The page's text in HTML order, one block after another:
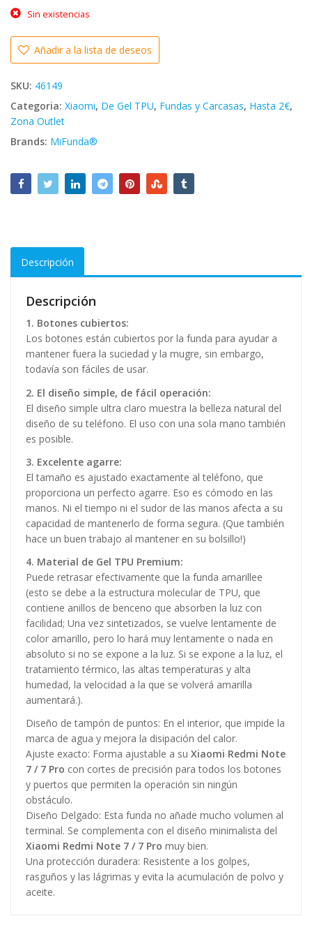
4.99€.2.49€.
Sin existencias
Añadir a la lista de deseos
SKU: 46149
Categoria: Xiaomi, De Gel TPU, Fundas y Carcasas, Hasta 2€,
Zona Outlet
Brands: MiFunda®
Descripción
Descripción
1. Botones cubiertos:
Los botones están cubiertos por la funda para ayudar a
mantener fuera la suciedad y la mugre, sin embargo,
todavía son fáciles de usar.
2. El diseño simple, de fácil operación:
El diseño simple ultra claro muestra la belleza natural del
diseño de su teléfono. El uso con una sola mano también
es posible.
3. Excelente agarre:
El tamaño es ajustado exactamente al teléfono, que
proporciona un perfecto agarre. Eso es cómodo en las
manos. Ni el tiempo ni el sudor de las manos afecta a su
capacidad de mantenerlo de forma segura. (Que también
hace un buen trabajo al mantener en su bolsillo!)
4. Material de Gel TPU Premium:
Puede retrasar efectivamente que la funda amarillee
(esto se debe a la estructura molecular de TPU, que
contiene anillos de benceno que absorben la luz con
facilidad; Una vez sintetizados, se vuelve lentamente de
color amarillo, pero lo hará muy lentamente o nada en
absoluto si no se expone a la luz. Si se expone a la luz, el
tratamiento térmico, las altas temperaturas y alta
humedad, la velocidad a la que se volverá amarilla
aumentará.).
Diseño de tampón de puntos: En el interior, que impide la
marca de agua y mejora la disipación del calor.
Ajuste exacto: Forma ajustable a su Xiaomi Redmi Note
7 / 7 Pro con cortes de precisión para todos los botones
y puertos que permiten la operación sin ningún
obstáculo.
Diseño Delgado: Esta funda no añade mucho volumen al
terminal. Se complementa con el diseño minimalista del
Xiaomi Redmi Note 7 / 7 Pro muy bien.
Una protección duradera: Resistente a los golpes,
rasguños y las lágrimas y evita la acumulación de polvo y
aceite.